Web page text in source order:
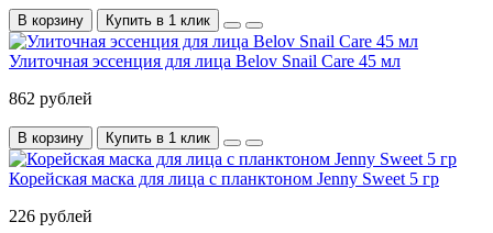
В корзину Купить в 1 клик
Улиточная эссенция для лица Belov Snail Care 45 мл
862 рублей
В корзину Купить в 1 клик
Корейская маска для лица с планктоном Jenny Sweet 5 гр
226 рублей